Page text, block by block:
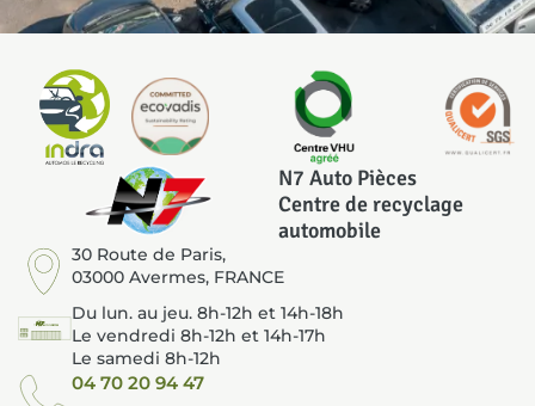
N7 Auto Pièces
Centre de recyclage
automobile
30 Route de Paris,
03000 Avermes, FRANCE
Du lun. au jeu. 8h-12h et 14h-18h
Le vendredi 8h-12h et 14h-17h
Le samedi 8h-12h
04 70 20 94 47